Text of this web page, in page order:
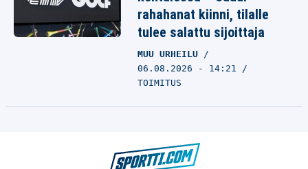
rahahanat kiinni, tilalle
tulee salattu sijoittaja
MUU URHEILU
06.08.2026 - 14:21
TOIMITUS